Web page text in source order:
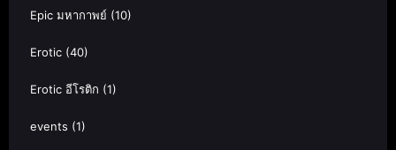
Epic มหากาพย์ (10)
Erotic (40)
Erotic อีโรติก (1)
events (1)